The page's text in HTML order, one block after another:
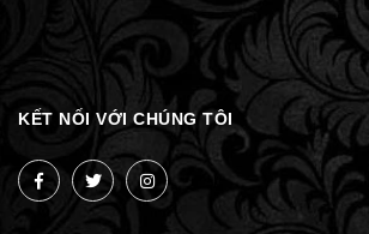
KẾT NỐI VỚI CHÚNG TÔI